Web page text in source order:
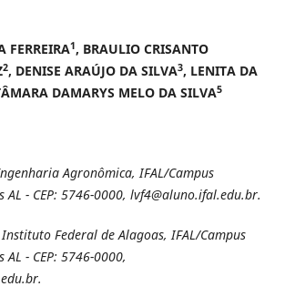
FERREIRA1, BRAULIO CRISANTO
2, DENISE ARAÚJO DA SILVA3, LENITA DA
DAMARYS MELO DA SILVA5
Agronômica, IFAL/Campus
AL - CEP: 5746-0000, lvf4@aluno.ifal.edu.br.
Federal de Alagoas, IFAL/Campus
- CEP: 5746-0000,